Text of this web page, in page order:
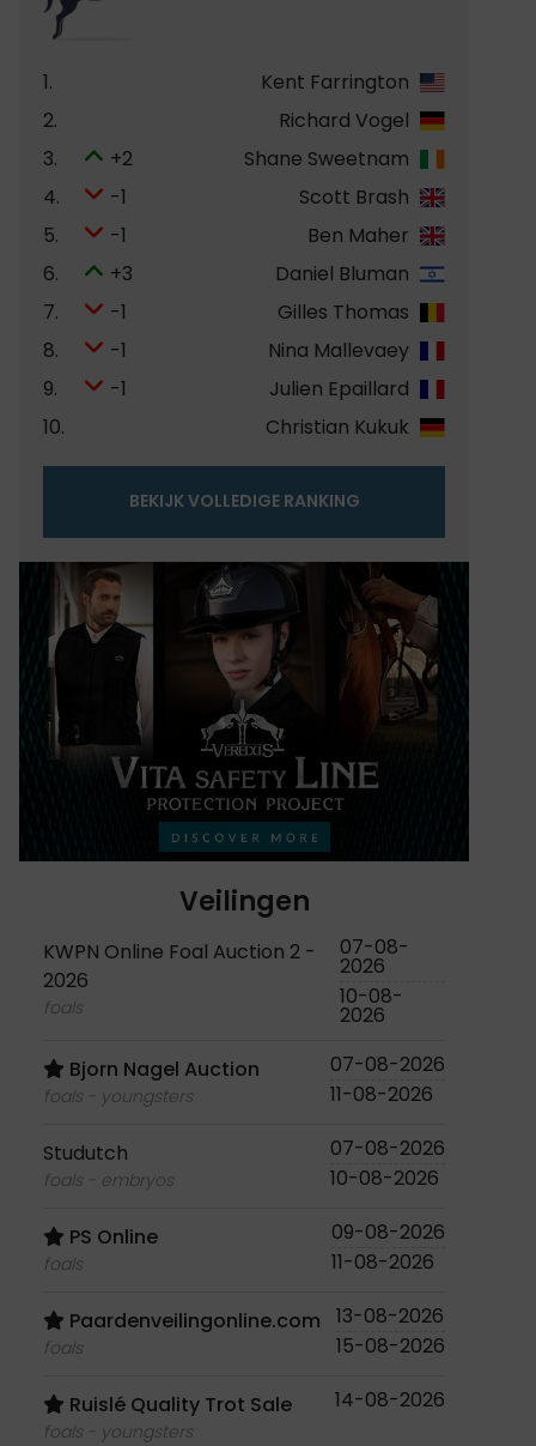
1.
Kent Farrington
2.
Richard Vogel
3.
+2
Shane Sweetnam
4.
-1
Scott Brash
5.
-1
Ben Maher
6.
+3
Daniel Bluman
7.
-1
Gilles Thomas
8.
-1
Nina Mallevaey
9.
-1
Julien Epaillard
10.
Christian Kukuk
BEKIJK VOLLEDIGE RANKING
Veilingen
KWPN Online Foal Auction 2 -
2026
foals
07-08-
2026
10-08-
2026
Bjorn Nagel Auction
foals - youngsters
07-08-2026
11-08-2026
Studutch
foals - embryos
07-08-2026
10-08-2026
PS Online
foals
09-08-2026
11-08-2026
Paardenveilingonline.com
foals
13-08-2026
15-08-2026
Ruislé Quality Trot Sale
foals - youngsters
14-08-2026